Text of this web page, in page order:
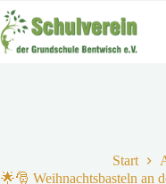
Zum
Inhalt
springen
Start
🌟🎅 Weihnachtsbasteln an